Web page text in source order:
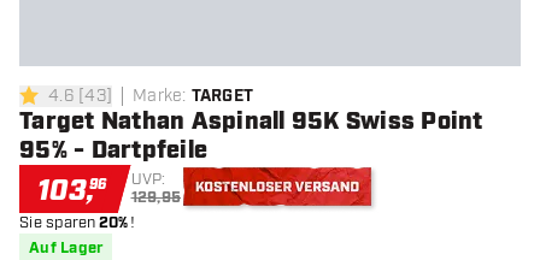
4.6 Bewertungssterne
4.6 [43] Marke: TARGET
Target Nathan Aspinall 95K Swiss Point
95% - Dartpfeile
103,96 UVP:
129,95
Sie sparen20%!
Auf Lager